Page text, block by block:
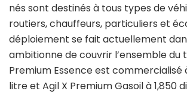
nés sont destinés à tous types de
routiers, chauffeurs, particuliers et
déploiement se fait actuellement
ambitionne de couvrir l’ensemble du
Premium Essence est commercialisé
litre et Agil X Premium Gasoil à 1,850